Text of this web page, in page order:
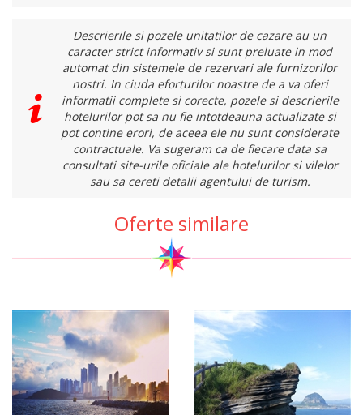
Descrierile si pozele unitatilor de cazare au un
caracter strict informativ si sunt preluate in mod
automat din sistemele de rezervari ale furnizorilor
nostri. In ciuda eforturilor noastre de a va oferi
informatii complete si corecte, pozele si descrierile
hotelurilor pot sa nu fie intotdeauna actualizate si
pot contine erori, de aceea ele nu sunt considerate
contractuale. Va sugeram ca de fiecare data sa
consultati site-urile oficiale ale hotelurilor si vilelor
sau sa cereti detalii agentului de turism.
Oferte similare